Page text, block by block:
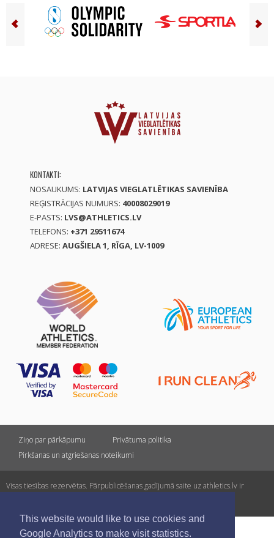
This website would like to use cookies and
Google Analytics to make visit statistics.
KONTAKTI:
NOSAUKUMS: LATVIJAS VIEGLATLĒTIKAS SAVIENĪBA
REĢISTRĀCIJAS NUMURS: 40008029019
E-PASTS: LVS@ATHLETICS.LV
TELEFONS: +371 29511674
ADRESE: AUGŠIELA 1, RĪGA, LV-1009
Ziņo par pārkāpumu
Privātuma politika
Pirkšanas un atgriešanas noteikumi
Visas tiesības rezervētas. Pārpublicēšanas gadījumā saite uz athletics.lv ir